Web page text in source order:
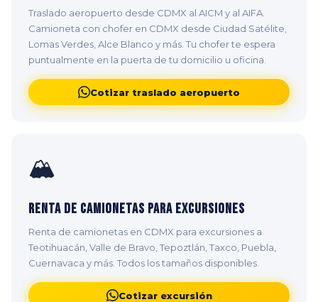
Traslado aeropuerto desde CDMX al AICM y al AIFA.
Camioneta con chofer en CDMX desde Ciudad Satélite,
Lomas Verdes, Alce Blanco y más. Tu chofer te espera
puntualmente en la puerta de tu domicilio u oficina.
Cotizar traslado aeropuerto
🏔️
Renta de Camionetas para Excursiones
Renta de camionetas en CDMX para excursiones a
Teotihuacán, Valle de Bravo, Tepoztlán, Taxco, Puebla,
Cuernavaca y más. Todos los tamaños disponibles.
Cotizar excursión